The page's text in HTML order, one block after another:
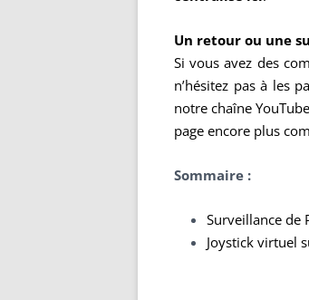
Un retour ou une
Si vous avez des
n’hésitez pas à les
notre chaîne
page encore plus
Sommaire :
Surveillance de
Joystick virtuel